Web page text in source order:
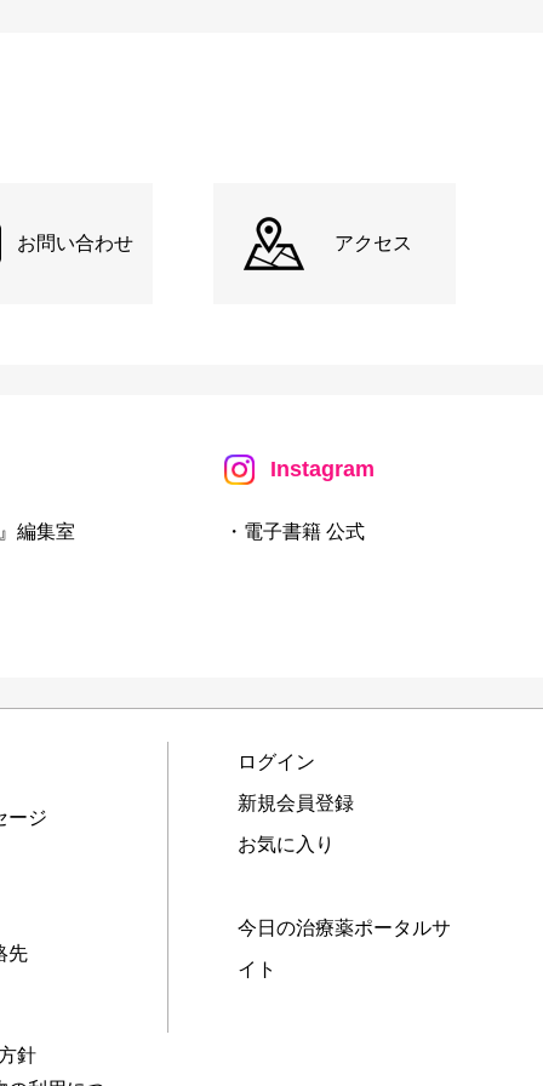
お問い合わせ アクセス
編集室
Instagram
・電子書籍 公式
ージ
先
針
ログイン
新規会員登録
お気に入り
今日の治療薬ポータルサ
イト